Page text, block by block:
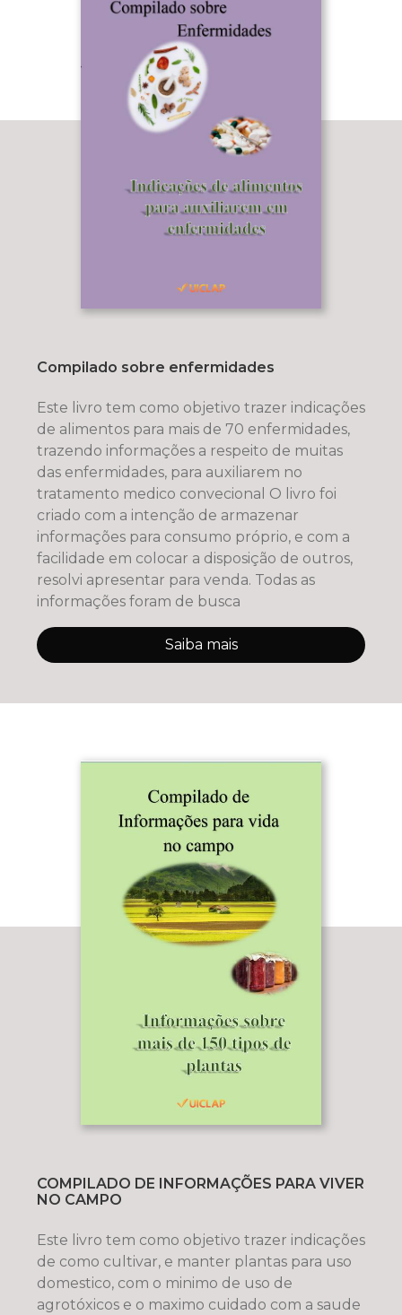
Compilado sobre enfermidades
Este livro tem como objetivo trazer indicações
de alimentos para mais de 70 enfermidades,
trazendo informações a respeito de muitas
das enfermidades, para auxiliarem no
tratamento medico convecional O livro foi
criado com a intenção de armazenar
informações para consumo próprio, e com a
facilidade em colocar a disposição de outros,
resolvi apresentar para venda. Todas as
informações foram de busca
Saiba mais
COMPILADO DE INFORMAÇÕES PARA VIVER
NO CAMPO
Este livro tem como objetivo trazer indicações
de como cultivar, e manter plantas para uso
domestico, com o minimo de uso de
agrotóxicos e o maximo cuidado com a saude